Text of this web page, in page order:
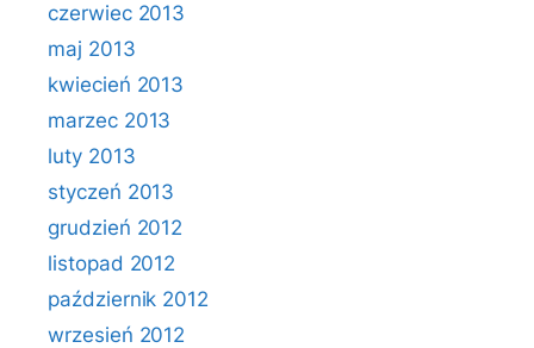
czerwiec 2013
maj 2013
kwiecień 2013
marzec 2013
luty 2013
styczeń 2013
grudzień 2012
listopad 2012
październik 2012
wrzesień 2012